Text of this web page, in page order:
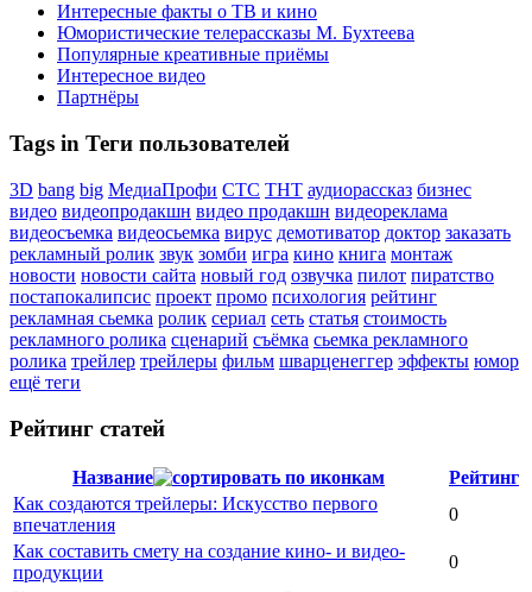
Интересные факты о ТВ и кино
Юмористические телерассказы М. Бухтеева
Популярные креативные приёмы
Интересное видео
Партнёры
Tags in Теги пользователей
3D bang big МедиаПрофи СТС ТНТ аудиорассказ бизнес
видео видеопродакшн видео продакшн видеореклама
видеосъемка видеосьемка вирус демотиватор доктор заказать
рекламный ролик звук зомби игра кино книга монтаж
новости новости сайта новый год озвучка пилот пиратство
постапокалипсис проект промо психология рейтинг
рекламная сьемка ролик сериал сеть статья стоимость
рекламного ролика сценарий съёмка сьемка рекламного
ролика трейлер трейлеры фильм шварценеггер эффекты юмор
ещё теги
Рейтинг статей
Название
Рейтинг
Как создаются трейлеры: Искусство первого
впечатления
0
Как составить смету на создание кино- и видео-
продукции
0